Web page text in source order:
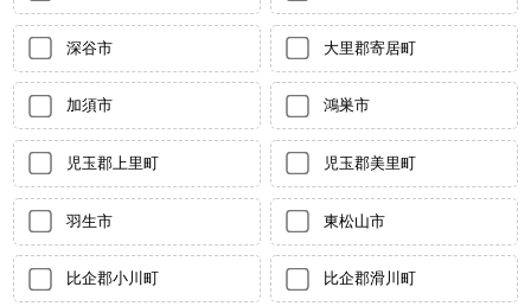
深谷市 大里郡寄居町
加須市 鴻巣市
児玉郡上里町 児玉郡美里町
羽生市 東松山市
比企郡小川町 比企郡滑川町